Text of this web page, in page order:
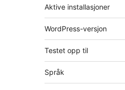
Aktive installasjoner
WordPress-versjon
Testet opp til
Språk